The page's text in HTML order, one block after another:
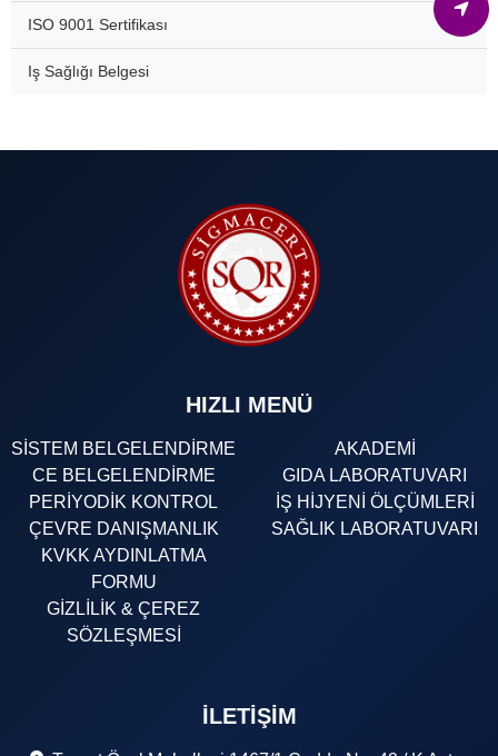
ISO 9001 Sertifikası
Iş Sağlığı Belgesi
HIZLI MENÜ
SİSTEM BELGELENDİRME
CE BELGELENDİRME
PERİYODİK KONTROL
ÇEVRE DANIŞMANLIK
KVKK AYDINLATMA
FORMU
GİZLİLİK & ÇEREZ
SÖZLEŞMESİ
AKADEMİ
GIDA LABORATUVARI
İŞ HİJYENİ ÖLÇÜMLERİ
SAĞLIK LABORATUVARI
İLETIŞIM